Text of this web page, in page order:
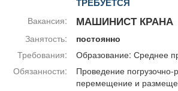
Работа Транспорт
Обучение
Вакансия: МАШИНИСТ КРАНА
Занятость:
постоянно
Требования:
Образование: Среднее
Обязанности:
Проведение погрузочно-
перемещение и